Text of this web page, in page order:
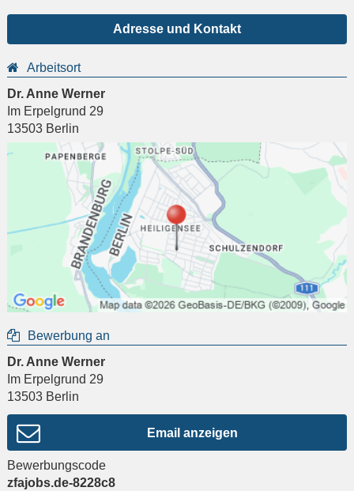
Adresse und Kontakt
Arbeitsort
Dr. Anne Werner
Im Erpelgrund 29
13503 Berlin
Bewerbung an
Dr. Anne Werner
Im Erpelgrund 29
13503 Berlin
Email anzeigen
Bewerbungscode
zfajobs.de-8228c8